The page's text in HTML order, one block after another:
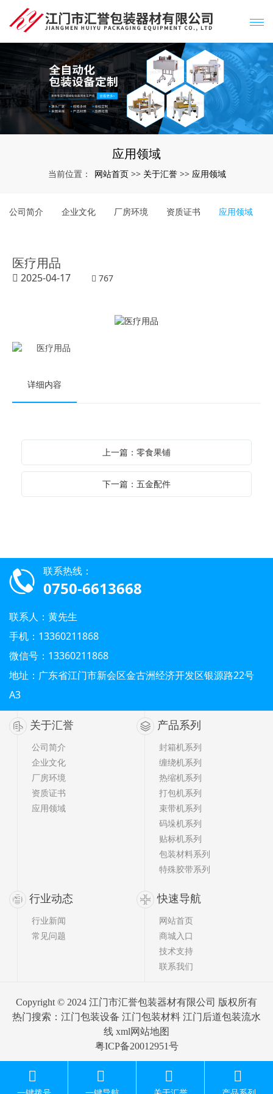
应用领域
当前位置： 网站首页 >> 关于汇誉 >> 应用领域
公司简介 企业文化 厂房环境 资质证书 应用领域
医疗用品
2025-04-17 767
详细内容
上一篇：零食果铺
下一篇：五金配件
关于汇誉
公司简介
企业文化
厂房环境
资质证书
应用领域
产品系列
封箱机系列
缠绕机系列
热缩机系列
打包机系列
束带机系列
码垛机系列
贴标机系列
包装材料系列
特殊胶带系列
行业动态
行业新闻
常见问题
快速导航
网站首页
商城入口
技术支持
联系我们
Copyright © 2024 江门市汇誉包装器材有限公司 版权所有
热门搜索： 江门包装设备 江门包装材料 江门后道包装流水
线 xml网站地图
粤ICP备20012951号
联系热线：
0750-6613668
联系人：黄先生
手机：13360211868
微信号：13360211868
地址：广东省江门市新会区金古洲经济开发区银源路22号
A3